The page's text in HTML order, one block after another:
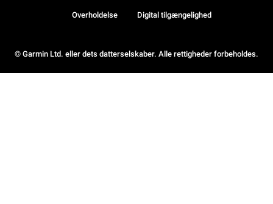
© Garmin Ltd. eller dets datterselskaber. Alle rettigheder forbeholdes.
Overholdelse Digital tilgængelighed